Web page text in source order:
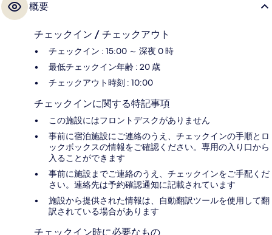
概要
チェックイン / チェックアウト
チェックイン : 15:00 ～ 深夜 0 時
最低チェックイン年齢 : 20 歳
チェックアウト時刻 : 10:00
チェックインに関する特記事項
この施設にはフロントデスクがありません
事前に宿泊施設にご連絡のうえ、チェックインの手順とロ
ックボックスの情報をご確認ください。専用の入り口から
入ることができます
事前に施設までご連絡のうえ、チェックインをご手配くだ
さい。連絡先は予約確認通知に記載されています
施設から提供された情報は、自動翻訳ツールを使用して翻
訳されている場合があります
チェックイン時に必要なもの